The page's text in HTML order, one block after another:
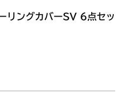
リングカバーSV 6点セッ